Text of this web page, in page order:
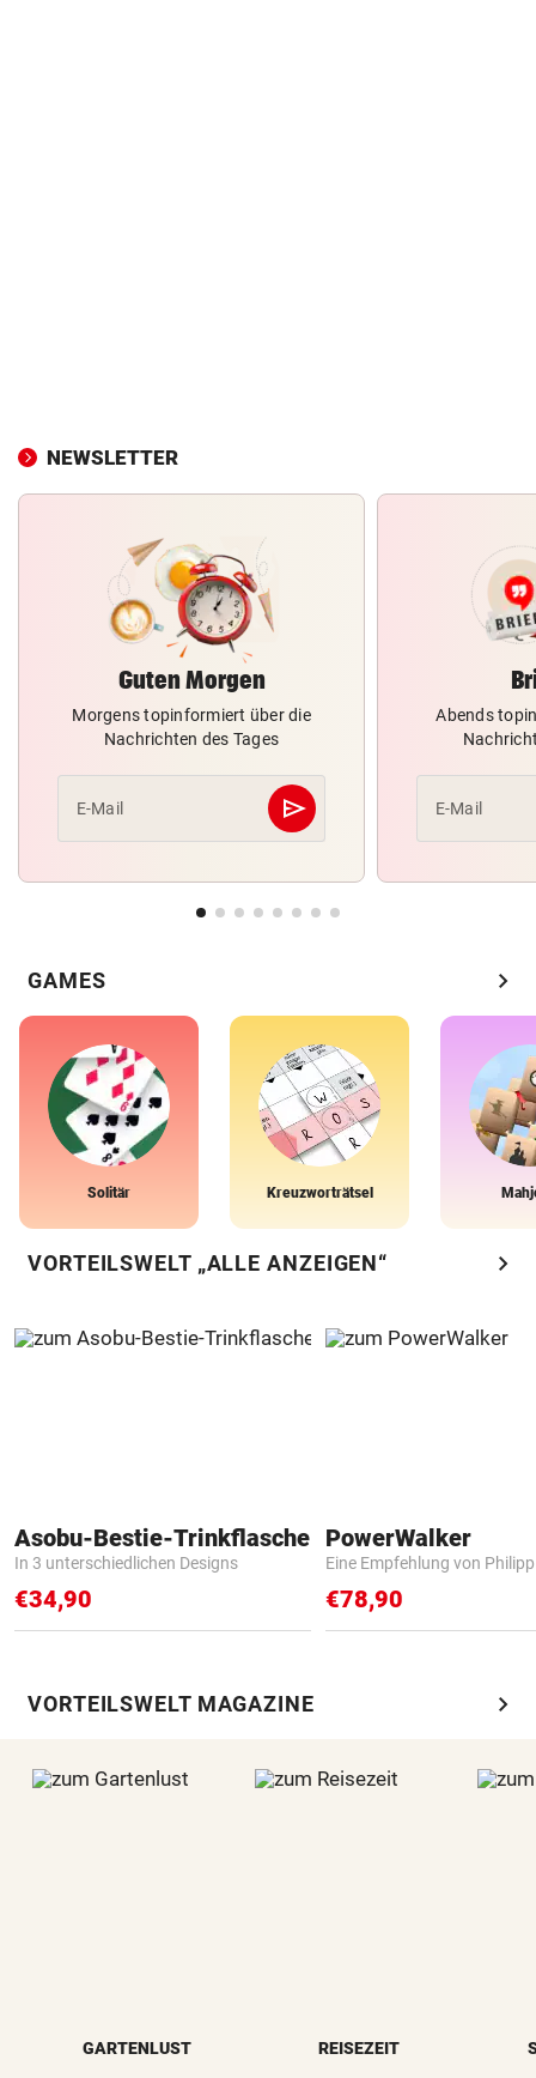
NEWSLETTER
Guten Morgen
Morgens topinformiert über die
Nachrichten des Tages
E-Mail send
Abschicken
Abends
E-Mail
GAMES chevron_right
Solitär Kreuzworträtsel
VORTEILSWELT „ALLE ANZEIGEN“ chevron_right
Asobu-Bestie-Trinkflasche
In 3 unterschiedlichen Designs
€34,90
PowerWalker
Eine Empfehlung von
€78,90
VORTEILSWELT MAGAZINE chevron_right
GARTENLUST REISEZEIT